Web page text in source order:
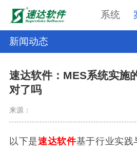
系统
新闻动态
速达软件：MES系统实施
对了吗
来源：
以下是速达软件基于行业实践